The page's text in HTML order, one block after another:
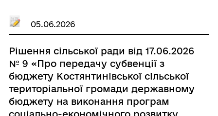
05.06.2026
Рішення сільської ради від 17.06.2026
№ 9 «Про передачу субвенції з
бюджету Костянтинівської сільської
територіальної громади державному
бюджету на виконання програм
соціально-економічного розвитку